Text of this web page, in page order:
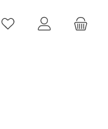
Du har 0 ønskeliste